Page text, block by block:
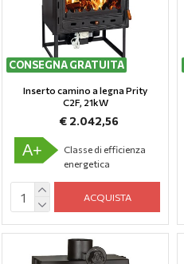
CONSEGNA GRATUITA
Inserto camino a legna Prity
C2F, 21kW
€ 2.042,56
A+
Classe di efficienza
energetica
ACQUISTA